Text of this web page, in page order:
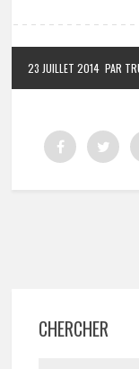
23 JUILLET 2014 PAR
CHERCHER